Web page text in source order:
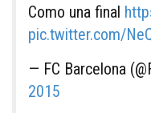
Como una final
pic.twitter.com/
— FC Barcelona
2015